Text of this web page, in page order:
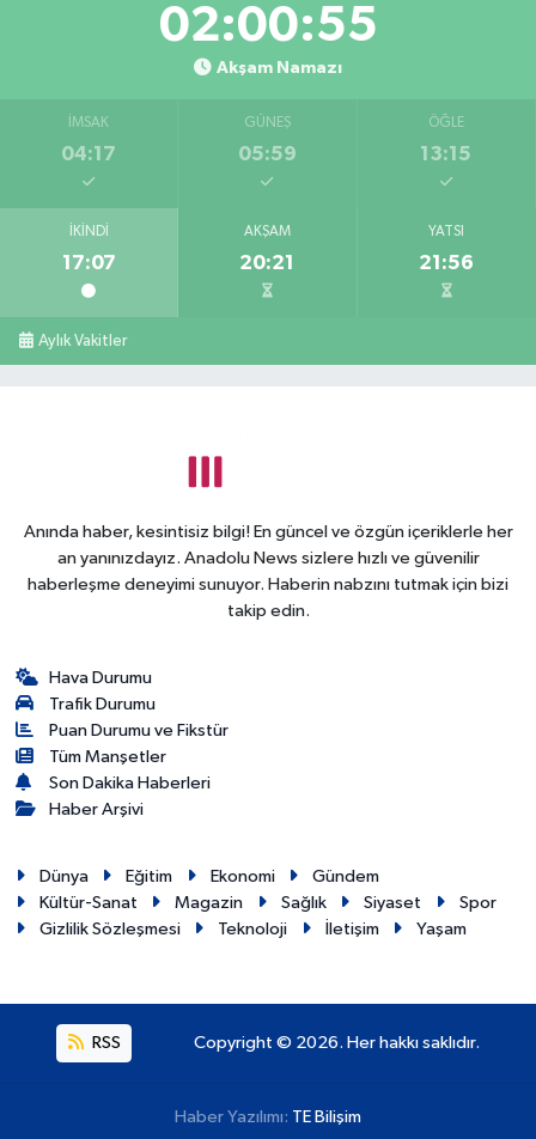
02:00:54
Akşam Namazı
İMSAK
04:17
GÜNEŞ
05:59
ÖĞLE
13:15
İKINDI
17:07
AKŞAM
20:21
YATSI
21:56
Aylık Vakitler
Anında haber, kesintisiz bilgi! En güncel ve özgün içeriklerle her
an yanınızdayız. Anadolu News sizlere hızlı ve güvenilir
haberleşme deneyimi sunuyor. Haberin nabzını tutmak için bizi
takip edin.
Hava Durumu
Trafik Durumu
Puan Durumu ve Fikstür
Tüm Manşetler
Son Dakika Haberleri
Haber Arşivi
Dünya Eğitim Ekonomi
Gündem
Kültür-Sanat
Magazin Sağlık Siyaset
Spor
Gizlilik Sözleşmesi
Teknoloji İletişim Yaşam
RSS Copyright © 2026. Her hakkı saklıdır.
Haber Yazılımı: TE Bilişim